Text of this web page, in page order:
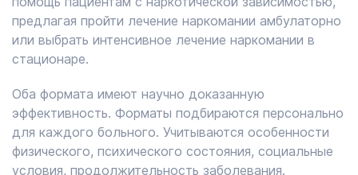
предлагая пройти лечение наркомании амбулаторно
или выбрать интенсивное лечение наркомании в
стационаре.
Оба формата имеют научно доказанную
эффективность. Форматы подбираются персонально
для каждого больного. Учитываются особенности
физического, психического состояния, социальные
условия, продолжительность заболевания.